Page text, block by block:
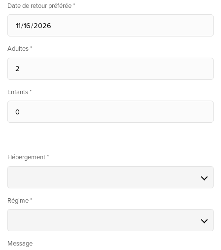
Date de retour préférée *
Adultes *
Enfants *
Hébergement *
Régime *
Message